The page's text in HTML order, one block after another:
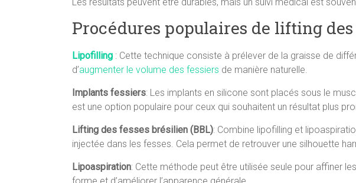
Procédures populaires de lifting des
Lipofilling : Cette technique consiste à prélever de la graisse de
d’augmenter le volume des fessiers de manière naturelle.
Implants fessiers: Les implants en silicone sont placés sous le
est une option populaire pour ceux qui souhaitent un résultat plus
Lifting des fesses brésilien (BBL): Combine lipofilling et
injectée dans les fesses. Cela permet de retrouver une silhouette
Lipoaspiration: Cette méthode peut être utilisée seule pour affiner
forme et d’améliorer l’apparence générale.